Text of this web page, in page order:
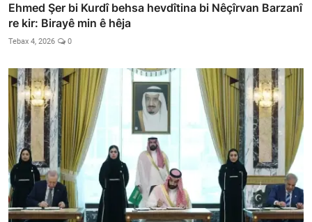
Ehmed Şer bi Kurdî behsa hevdîtina bi Nêçîrvan Barzanî
re kir: Birayê min ê hêja
Tebax 4, 2026 0